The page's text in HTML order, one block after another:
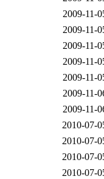
2009-11-
2009-11-
2009-11-
2009-11-
2009-11-
2009-11-
2009-11-
2010-07-
2010-07-
2010-07-
2010-07-